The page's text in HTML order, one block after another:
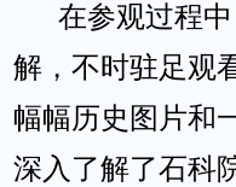
在参观过程
解，不时驻足观
幅幅历史图片和
深入了解了石科